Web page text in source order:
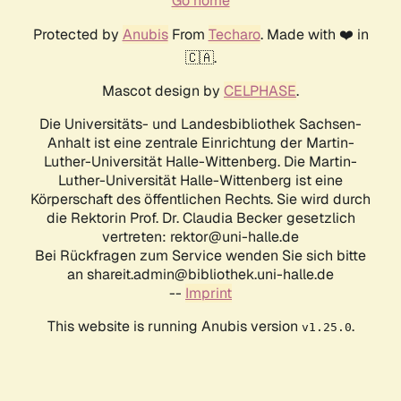
Protected by AnubisFrom Techaro. Made with ❤️ in
🇨🇦.
Mascot design by CELPHASE.
Die Universitäts- und Landesbibliothek Sachsen-
Anhalt ist eine zentrale Einrichtung der Martin-
Luther-Universität Halle-Wittenberg. Die Martin-
Luther-Universität Halle-Wittenberg ist eine
Körperschaft des öffentlichen Rechts. Sie wird durch
die Rektorin Prof. Dr. Claudia Becker gesetzlich
vertreten: rektor@uni-halle.de
Bei Rückfragen zum Service wenden Sie sich bitte
an shareit.admin@bibliothek.uni-halle.de
-- Imprint
This website is running Anubis version v1.25.0.